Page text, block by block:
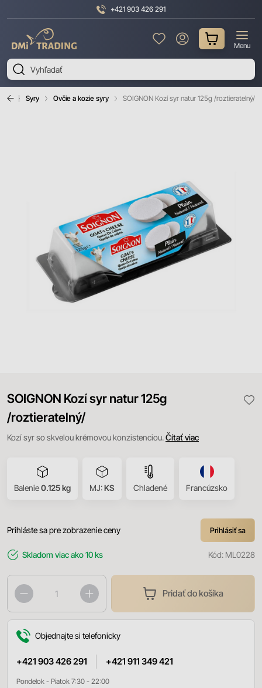
+421 903 426 291
Trading
Menu
Syry Ovčie a kozie syry SOIGNON Kozí syr natur 125g /roztieratelný/
SOIGNON Kozí syr natur 125g
/roztieratelný/
Kozí syr so skvelou krémovou konzistenciou.Čítať viac
Balenie0.125 kg MJ:KS Chladené Francúzsko
Prihláste sa pre zobrazenie ceny Prihlásiť sa
Skladom viac ako 10 ks Kód: ML0228
Pridať do košíka
Objednajte si telefonicky
+421 903 426 291 +421 911 349 421
Pondelok - Piatok 7:30 - 22:00